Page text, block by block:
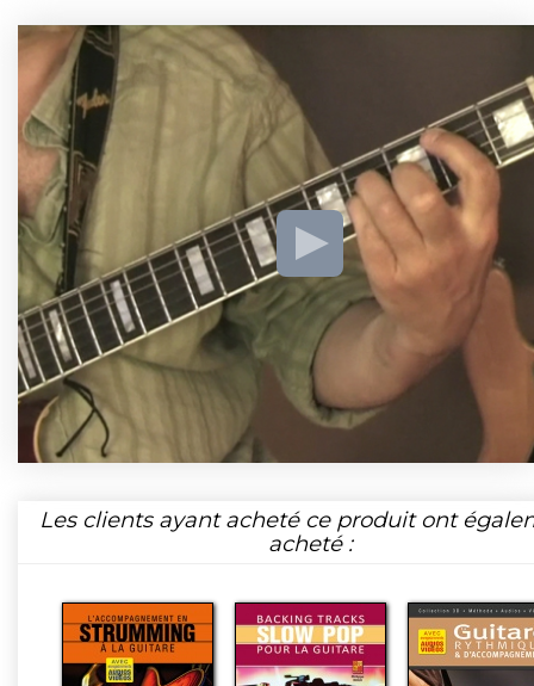
Les clients ayant acheté ce produit ont
acheté :